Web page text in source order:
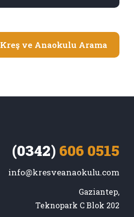
Kreş ve Anaokulu Arama
(0342) 606 0515
info@kresveanaokulu.com
Gaziantep,
Teknopark C Blok 202